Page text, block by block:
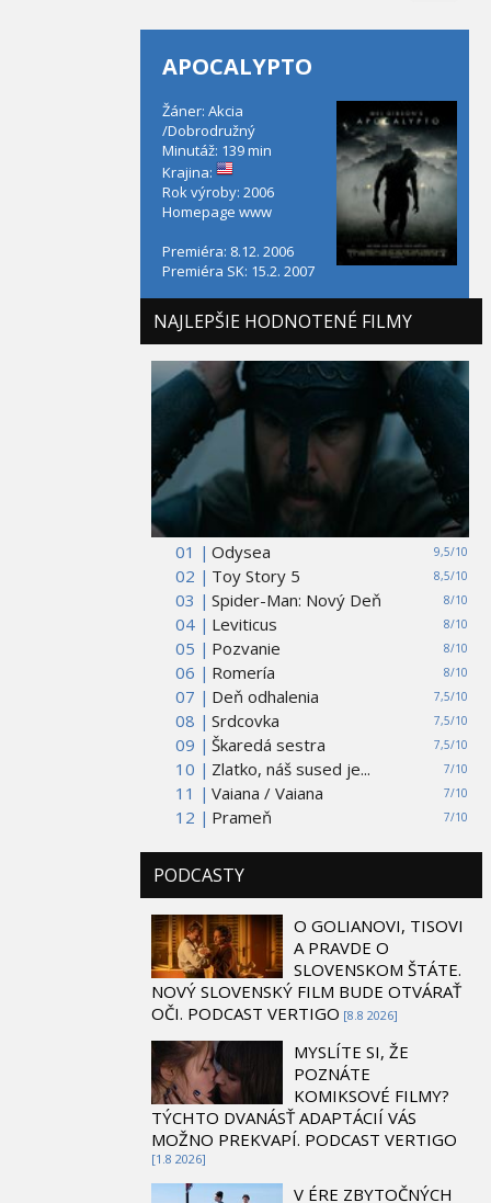
APOCALYPTO
Žáner: Akcia
/Dobrodružný
Minutáž: 139 min
Krajina:
Rok výroby: 2006
Homepage www
Premiéra: 8.12. 2006
Premiéra SK: 15.2. 2007
NAJLEPŠIE HODNOTENÉ FILMY
01 | 9,5/10
Odysea
02 |
8,5/10
Toy Story 5
03 |
8/10
Spider-Man: Nový Deň
04 |
8/10
Leviticus
05 |
8/10
Pozvanie
06 |
8/10
Romería
07 |
7,5/10
Deň odhalenia
08 |
7,5/10
Srdcovka
09 |
7,5/10
Škaredá sestra
10 |
7/10
Zlatko, náš sused je...
11 |
7/10
Vaiana / Vaiana
12 |
7/10
Prameň
PODCASTY
O GOLIANOVI, TISOVI
A PRAVDE O
SLOVENSKOM ŠTÁTE.
NOVÝ SLOVENSKÝ FILM BUDE OTVÁRAŤ
OČI. PODCAST VERTIGO [8.8 2026]
MYSLÍTE SI, ŽE
POZNÁTE
KOMIKSOVÉ FILMY?
TÝCHTO DVANÁSŤ ADAPTÁCIÍ VÁS
MOŽNO PREKVAPÍ. PODCAST VERTIGO
[1.8 2026]
V ÉRE ZBYTOČNÝCH